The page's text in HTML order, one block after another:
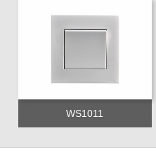
WS1011